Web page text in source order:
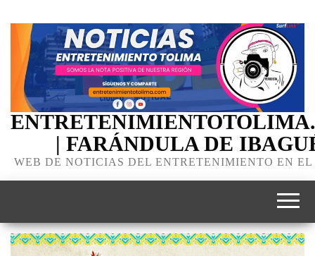
| FARÁNDULA DE
WEB DE NOTICIAS DEL ENTRETENIMIENTO EN